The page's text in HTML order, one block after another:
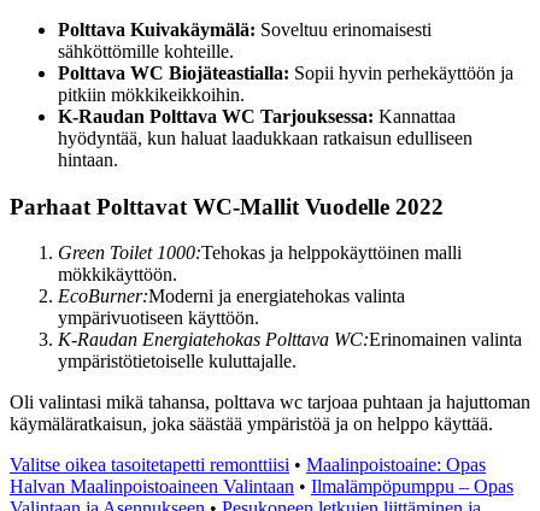
Polttava Kuivakäymälä: Soveltuu erinomaisesti
sähköttömille kohteille.
Polttava WC Biojäteastialla: Sopii hyvin perhekäyttöön ja
pitkiin mökkikeikkoihin.
K-Raudan Polttava WC Tarjouksessa: Kannattaa
hyödyntää, kun haluat laadukkaan ratkaisun edulliseen
hintaan.
Parhaat Polttavat WC-Mallit Vuodelle 2022
Green Toilet 1000:Tehokas ja helppokäyttöinen malli
mökkikäyttöön.
EcoBurner:Moderni ja energiatehokas valinta
ympärivuotiseen käyttöön.
K-Raudan Energiatehokas Polttava WC:Erinomainen valinta
ympäristötietoiselle kuluttajalle.
Oli valintasi mikä tahansa, polttava wc tarjoaa puhtaan ja hajuttoman
käymäläratkaisun, joka säästää ympäristöä ja on helppo käyttää.
Valitse oikea tasoitetapetti remonttiisi • Maalinpoistoaine: Opas
Halvan Maalinpoistoaineen Valintaan • Ilmalämpöpumppu – Opas